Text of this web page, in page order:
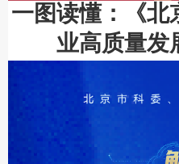
一图读懂：《北
业高质量发